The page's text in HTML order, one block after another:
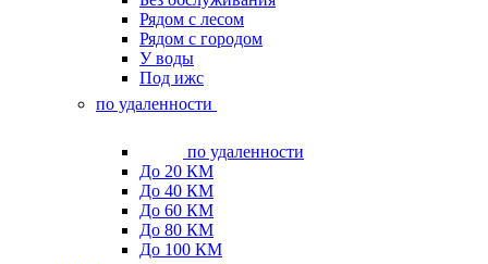
Рядом с лесом
Рядом с городом
У воды
Под ижс
по удаленности
по удаленности
До 20 КМ
До 40 КМ
До 60 КМ
До 80 КМ
До 100 КМ